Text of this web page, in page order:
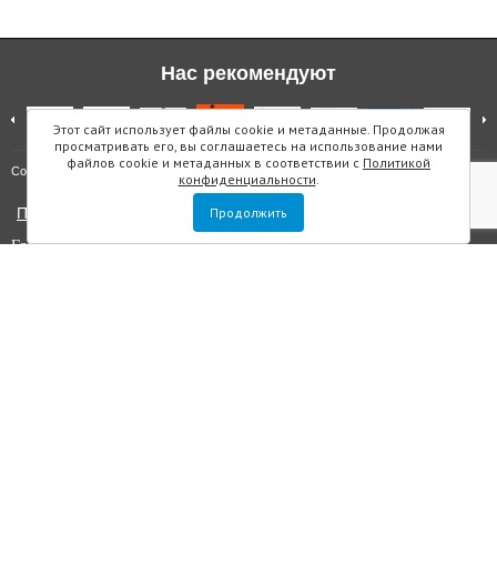
Этот сайт использует файлы cookie и метаданные. Продолжая
просматривать его, вы соглашаетесь на использование нами
файлов cookie и метаданных в соответствии с Политикой
конфиденциальности.
Продолжить
Нас рекомендуют
Copyright © "Инмарин" Карта сайта
Политика конфиденциальности
Главный редактор Маслова Е.О.